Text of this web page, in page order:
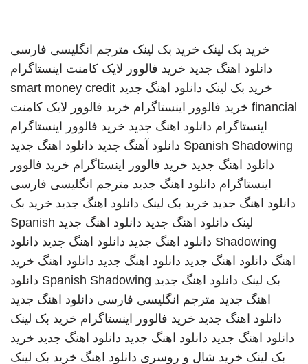
خرید بک لینک خرید بک لینک مترجم انگلیسی فارسی
دانلود اهنگ جدید خرید فالوور لایک کامنت اینستاگرام
خرید بک لینک دانلود اهنگ جدید smart money credit
financial خرید فالوور اینستاگرام خرید فالوور لایک کامنت
اینستاگرام دانلود اهنگ جدید خرید فالوور اینستاگرام
Spanish Shadowing دانلود آهنگ جدید دانلود اهنگ جدید
دانلود اهنگ جدید خرید فالوور اینستاگرام خرید فالوور
اینستاگرام دانلود اهنگ جدید مترجم انگلیسی فارسی
دانلود اهنگ جدید خرید بک لینک دانلود اهنگ جدید خرید بک
لینک دانلود اهنگ جدید دانلود اهنگ جدید Spanish
Shadowing دانلود اهنگ جدید دانلود اهنگ جدید دانلود
اهنگ دانلود اهنگ جدید دانلود اهنگ جدید دانلود اهنگ خرید
بک لینک دانلود اهنگ جدید Spanish Shadowing دانلود
اهنگ جدید مترجم انگلیسی فارسی دانلود اهنگ جدید
دانلود اهنگ جدید خرید فالوور اینستاگرام خرید بک لینک
دانلود اهنگ جدید دانلود اهنگ جدید دانلود اهنگ جدید خرید
بک لینک خرید شال و روسری دانلود اهنگ خرید بک لینک